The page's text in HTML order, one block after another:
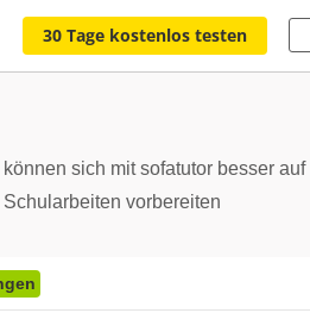
30 Tage kostenlos testen
können sich mit sofatutor besser auf
Schularbeiten vorbereiten